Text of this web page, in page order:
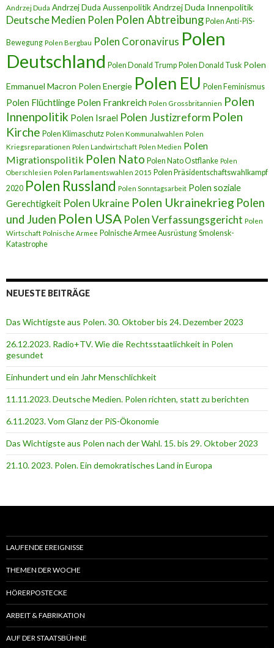
Andrzej Duda Andrzej Duda AussenpolitikAndrzej Duda Innenpolitik
Deutsche Medien Polen Polen Abtreibung Polen Anti-PiS-
Bewegung Polen Bergbau Polen Coronavirus Polen
Deutschland Polen Donald Trump Polen Donald Tusk Polen
Emmanuel Macron Polen Energie Polen EU Polen Feminismus
Polen Flüchtlinge Polen Frankreich Polen Grossbritannien Polen
Innenpolitik Polen Israel Polen Justizreform Polen
Kirche Polen Klimaschutz Polen Kommunalwahlen Polen
Kriegsreparationen Polen Landwirtschaft Polen Medien Polen
Migrationspolitik Polen Nato Polen Nato Ostflanke Polen
Oberschlesien Polen Parlamentswahlen 2015 Polen Präsidentschaftswahlkampf
2020 Polen Russland Polen Sonntagsarbeit Polen soziale
Gerechtigkeit Polen Ukraine Polen Ukrainekrieg Polen
und Juden Polen USA Polen Verfassungsgericht Polen
Wirtschaft Polnische Armee Polnische Armee Ausrüstung Smolensk-
Katastrophe
NEUESTE BEITRÄGE
Das Wichtigste aus Polen. 30. Oktober bis 24. Dezember 2023
26.12.2023. Radio+TV. Wie die Rechtsstaatlichkeit in Polen
gesundet
Einhundert und ein Jahr Menschlichkeit
11.11.2023. Deutsche Medien. Polen richten, statt zu berichten
6.11.2023. Vom Glanz der PiS-Ӧkonomie
Das Wichtigste aus Polen nach der Wahl. 15. bis 29. Oktober 2023
21.10. 2023. Polen. Ein demokratisches Land in Europa
LAUFENDE EREIGNISSE
THEMEN DER WOCHE
HÖRERPOSTECKE
ARBEIT & FABRIKATION
AUF DER STAATSBÜHNE